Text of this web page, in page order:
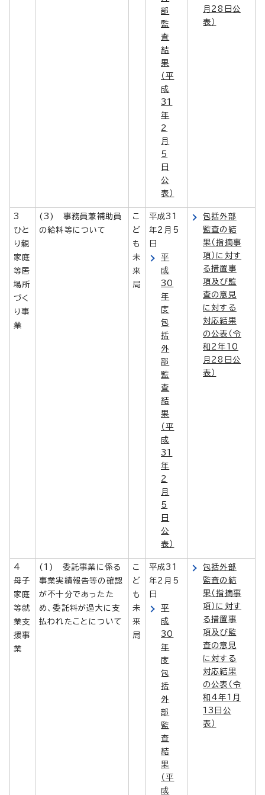
部
監
査
結
果
（平
成
31
年
2
月
5
日
公
表）
月28日公
表）
3
ひと
り親
家庭
等居
場所
づく
り事
業
(3) 事務員兼補助員
の給料等について
こ
ど
も
未
来
局
平成31
年2月5
日
平
成
30
年
度
包
括
外
部
監
査
結
果
（平
成
31
年
2
月
5
日
公
表）
包括外部
監査の結
果（指摘事
項）に対す
る措置事
項及び監
査の意見
に対する
対応結果
の公表（令
和2年10
月28日公
表）
4
母子
家庭
等就
業支
援事
業
(1) 委託事業に係る
事業実績報告等の確認
が不十分であったた
め、委託料が過大に支
払われたことについて
こ
ど
も
未
来
局
平成31
年2月5
日
平
成
30
年
度
包
括
外
部
監
査
結
果
（平
成
包括外部
監査の結
果（指摘事
項）に対す
る措置事
項及び監
査の意見
に対する
対応結果
の公表（令
和4年1月
13日公
表）